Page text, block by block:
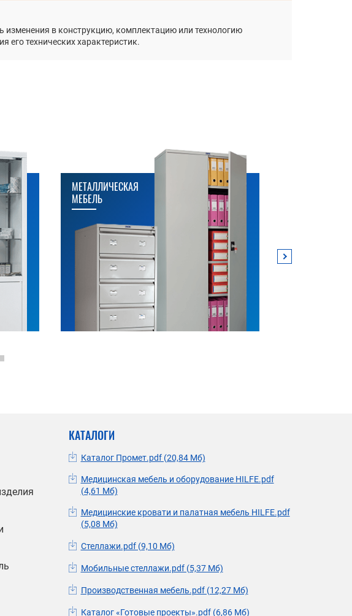
изменения в конструкцию, комплектацию или технологию
его технических характеристик.
МЕТАЛЛИЧЕСКАЯ
МЕБЕЛЬ
КАТАЛОГИ
Каталог Промет.pdf (20,84 Мб)
Медицинская мебель и оборудование HILFE.pdf
(4,61 Мб)
Медицинские кровати и палатная мебель HILFE.pdf
(5,08 Мб)
Стеллажи.pdf (9,10 Мб)
Мобильные стеллажи.pdf (5,37 Мб)
Производственная мебель.pdf (12,27 Мб)
Каталог «Готовые проекты».pdf (6,86 Мб)